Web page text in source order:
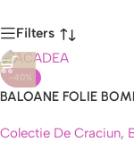
Caută
Filters
-40%
BALOANE FOLIE
Colectie De Craciun,